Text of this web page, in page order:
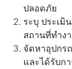
ปลอดภัย
ระบุ ประเมิ
สถานที่ทำง
จัดหาอุปกร
และได้รับก